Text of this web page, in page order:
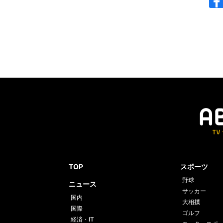
TOP
ニュース
国内
国際
経済・IT
スポーツ
野球
サッカー
大相撲
ゴルフ